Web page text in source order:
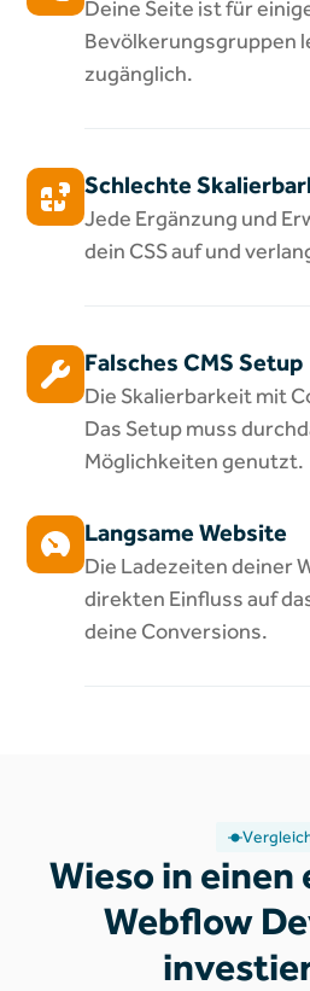
Deine Seite ist für
Bevölkerungsgruppen
zugänglich.
Schlechte
Jede Ergänzung und
dein CSS auf und
Falsches CMS Setup
Die Skalierbarkeit mit
Das Setup muss
Möglichkeiten genutzt.
Langsame Website
Die Ladezeiten deiner
direkten Einfluss auf
deine Conversions.
Wieso in
Webflow